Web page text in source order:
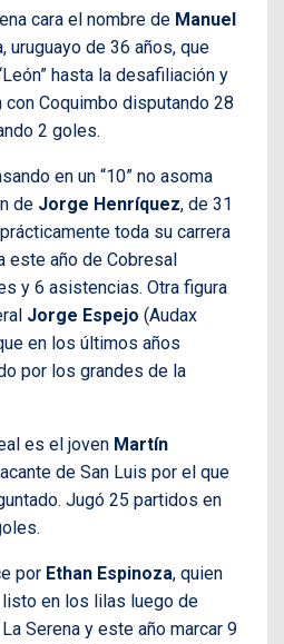
cara el nombre de Manuel
uruguayo de 36 años, que
hasta la desafiliación y
Coquimbo disputando 28
2 goles.
en un “10” no asoma
de Jorge Henríquez, de 31
toda su carrera
este año de Cobresal
y 6 asistencias. Otra figura
Jorge Espejo (Audax
en los últimos años
por los grandes de la
es el joven Martín
de San Luis por el que
Jugó 25 partidos en
por Ethan Espinoza, quien
en los lilas luego de
Serena y este año marcar 9